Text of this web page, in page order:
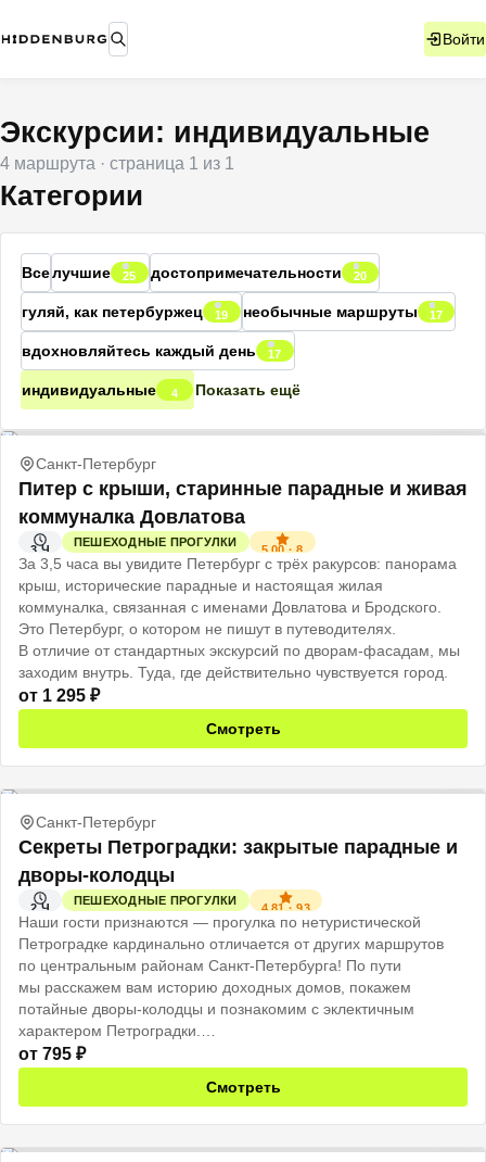
Войти
Экскурсии: индивидуальные
4 маршрута · страница 1 из 1
Категории
Вселучшие 25 достопримечательности 20
гуляй, как петербуржец 19 необычные маршруты 17
вдохновляйтесь каждый день 17
индивидуальные 4 Показать ещё
Санкт-Петербург
Питер с крыши, старинные парадные и живая
коммуналка Довлатова
3 Ч
ПЕШЕХОДНЫЕ ПРОГУЛКИ
5.00·8
За 3,5 часа вы увидите Петербург с трёх ракурсов: панорама
крыш, исторические парадные и настоящая жилая
коммуналка, связанная с именами Довлатова и Бродского.
Это Петербург, о котором не пишут в путеводителях.
В отличие от стандартных экскурсий по дворам-фасадам, мы
заходим внутрь. Туда, где действительно чувствуется город.
от 1 295 ₽
Смотреть
Санкт-Петербург
Секреты Петроградки: закрытые парадные и
дворы-колодцы
2 Ч
ПЕШЕХОДНЫЕ ПРОГУЛКИ
4.81 ·93
Наши гости признаются — прогулка по нетуристической
Петроградке кардинально отличается от других маршрутов
по центральным районам Санкт-Петербурга! По пути
мы расскажем вам историю доходных домов, покажем
потайные дворы-колодцы и познакомим с эклектичным
характером Петроградки.
от 795 ₽
Смотреть